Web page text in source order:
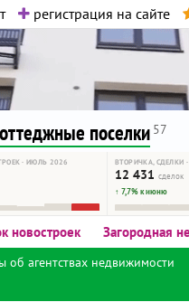
регистрация на сайте
Удачи!
поселки 57
· ИЮЛЬ 2026 ВТОРИЧКА, СДЕЛКИ
12 431 сделок
↑ 7,7% к июню
новостроек Загородная
об агентствах недвижимости